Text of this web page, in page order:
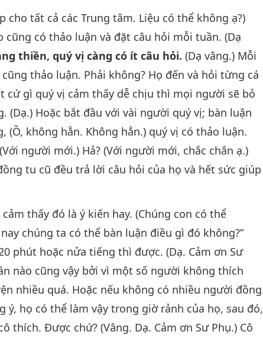
tất cả các Trung tâm. Liệu có thể không ạ?)
có thảo luận và đặt câu hỏi mỗi tuần. (Dạ
thiền, quý vị càng có ít câu hỏi.(Dạ vâng.) Mỗi
thảo luận. Phải không? Họ đến và hỏi từng cá
cứ gì quý vị cảm thấy dễ chịu thì mọi người sẽ bỏ
(Dạ.) Hoặc bắt đầu với vài người quý vị; bàn luận
(Ồ, không hẳn. Không hẳn.) quý vị có thảo luận.
người mới.) Hả? (Với người mới, chắc chắn ạ.)
tu cũ đều trả lời câu hỏi của họ và hết sức giúp
thấy đó là ý kiến hay. (Chúng con có thể
chúng ta có thể bàn luận điều gì đó không?”
phút hoặc nửa tiếng thì được. (Dạ. Cảm ơn Sư
nào cũng vậy bởi vì một số người không thích
nhiều quá. Hoặc nếu không có nhiều người đồng
ý, họ có thể làm vậy trong giờ rảnh của họ, sau đó,
thích. Được chứ? (Vâng. Dạ. Cảm ơn Sư Phụ.) Cô